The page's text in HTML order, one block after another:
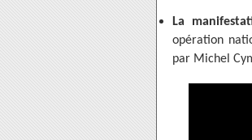
La
opération
par Michel